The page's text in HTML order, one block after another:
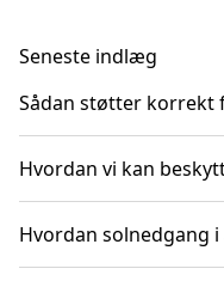
Seneste indlæg
Sådan støtter korrekt
Hvordan vi kan
Hvordan solnedgang